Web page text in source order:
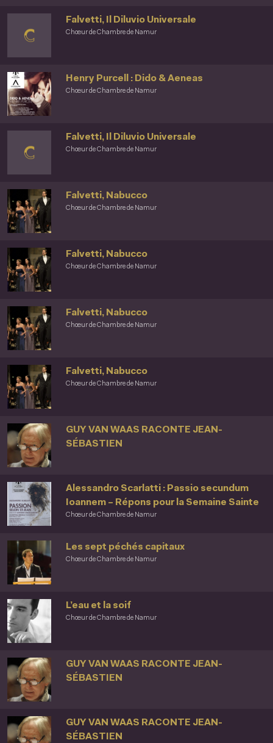
Chœur de Chambre de Namur
Falvetti, Il Diluvio Universale
Chœur de Chambre de Namur
Henry Purcell : Dido & Aeneas
Chœur de Chambre de Namur
Falvetti, Il Diluvio Universale
Chœur de Chambre de Namur
Falvetti, Nabucco
Chœur de Chambre de Namur
Falvetti, Nabucco
Chœur de Chambre de Namur
Falvetti, Nabucco
Chœur de Chambre de Namur
Falvetti, Nabucco
GUY VAN WAAS RACONTE JEAN-
SÉBASTIEN
Chœur de Chambre de Namur
Alessandro Scarlatti : Passio secundum
Ioannem – Répons pour la Semaine Sainte
Chœur de Chambre de Namur
Les sept péchés capitaux
Chœur de Chambre de Namur
L’eau et la soif
GUY VAN WAAS RACONTE JEAN-
SÉBASTIEN
GUY VAN WAAS RACONTE JEAN-
SÉBASTIEN